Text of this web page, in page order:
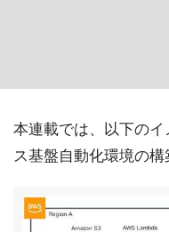
本連載では、以下の
ス基盤自動化環境の構